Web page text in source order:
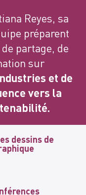
Reyes, sa
préparent
partage, de
sur
et de
vers la
dessins de